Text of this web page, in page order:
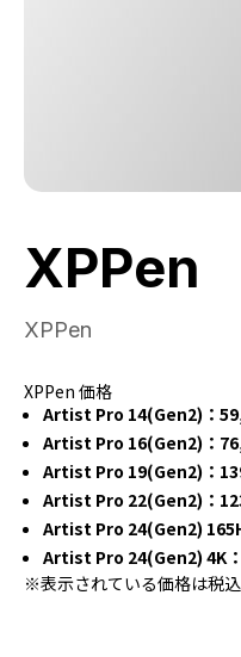
XPPen
XPPen
XPPen 価格
Artist Pro 14(Gen2)：
Artist Pro 16(Gen2)：
Artist Pro 19(Gen2)：
Artist Pro 22(Gen2)：
Artist Pro 24(Gen2)
Artist Pro 24(Gen2) 4K
※表示されている価格は税込